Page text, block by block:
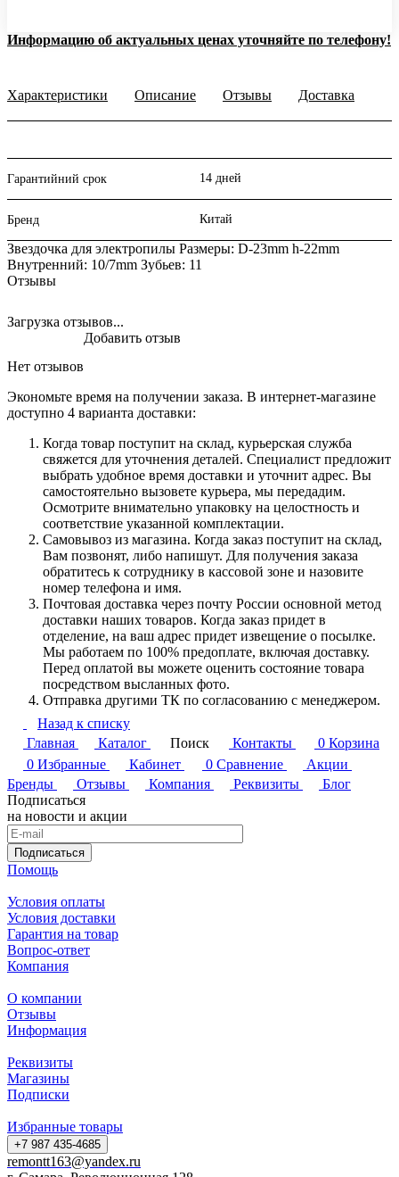
Информацию об актуальных ценах уточняйте по телефону!
Характеристики Описание Отзывы Доставка
Гарантийний срок 14 дней
Бренд Китай
Звездочка для электропилы Размеры: D-23mm h-22mm
Внутренний: 10/7mm Зубьев: 11
Отзывы
Загрузка отзывов...
Нет отзывов
Добавить отзыв
Экономьте время на получении заказа. В интернет-магазине
доступно 4 варианта доставки:
Когда товар поступит на склад, курьерская служба
свяжется для уточнения деталей. Специалист предложит
выбрать удобное время доставки и уточнит адрес. Вы
самостоятельно вызовете курьера, мы передадим.
Осмотрите внимательно упаковку на целостность и
соответствие указанной комплектации.
Самовывоз из магазина. Когда заказ поступит на склад,
Вам позвонят, либо напишут. Для получения заказа
обратитесь к сотруднику в кассовой зоне и назовите
номер телефона и имя.
Почтовая доставка через почту России основной метод
доставки наших товаров. Когда заказ придет в
отделение, на ваш адрес придет извещение о посылке.
Мы работаем по 100% предоплате, включая доставку.
Перед оплатой вы можете оценить состояние товара
посредством высланных фото.
Отправка другими ТК по согласованию с менеджером.
Назад к списку
Главная
Каталог Поиск Контакты 0 Корзина
0 Избранные Кабинет 0 Сравнение
Акции
Бренды
Отзывы Компания Реквизиты
Блог
Подписаться
на новости и акции
Подписаться
Помощь
Условия оплаты
Условия доставки
Гарантия на товар
Вопрос-ответ
Компания
О компании
Отзывы
Информация
Реквизиты
Магазины
Подписки
Избранные товары
+7 987 435-4685
remontt163@yandex.ru